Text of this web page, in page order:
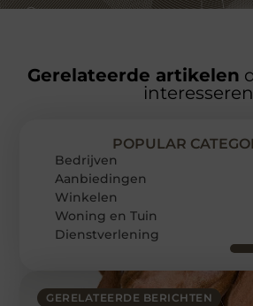
Gerelateerde artikelen
interesseren
GERELATEERDE BERICHTEN
POPULAR
Bedrijven
Aanbiedingen
Winkelen
Woning en Tuin
Dienstverlening